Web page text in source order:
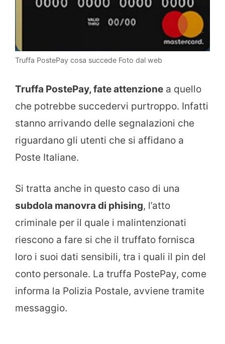
Truffa PostePay cosa succede Foto dal web
Truffa PostePay, fate attenzione a quello
che potrebbe succedervi purtroppo. Infatti
stanno arrivando delle segnalazioni che
riguardano gli utenti che si affidano a
Poste Italiane.
Si tratta anche in questo caso di una
subdola manovra di phising, l’atto
criminale per il quale i malintenzionati
riescono a fare si che il truffato fornisca
loro i suoi dati sensibili, tra i quali il pin del
conto personale. La truffa PostePay, come
informa la Polizia Postale, avviene tramite
messaggio.